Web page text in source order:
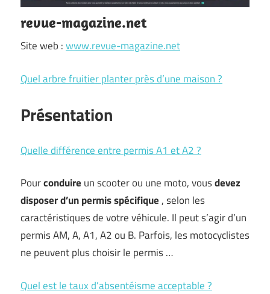
revue-magazine.net
Site web :www.revue-magazine.net
Quel arbre fruitier planter près d’une maison ?
Présentation
Quelle différence entre permis A1 et A2 ?
Pourconduire un scooter ou une moto, vousdevez
disposer d’un permis spécifique , selon les
caractéristiques de votre véhicule. Il peut s’agir d’un
permis AM, A, A1, A2 ou B. Parfois, les motocyclistes
ne peuvent plus choisir le permis …
Quel est le taux d’absentéisme acceptable ?